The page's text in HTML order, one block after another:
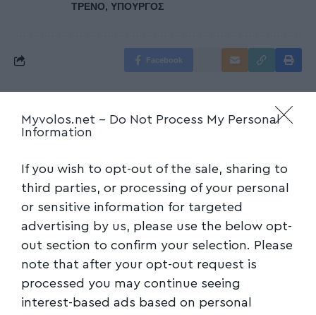
Myvolos.net - Do Not Process My Personal
Information
If you wish to opt-out of the sale, sharing to
third parties, or processing of your personal
or sensitive information for targeted
advertising by us, please use the below opt-
out section to confirm your selection. Please
note that after your opt-out request is
processed you may continue seeing
interest-based ads based on personal
ΤΡΕΝΟ, ΥΠΟΥΡΓΟΣ
Facebook